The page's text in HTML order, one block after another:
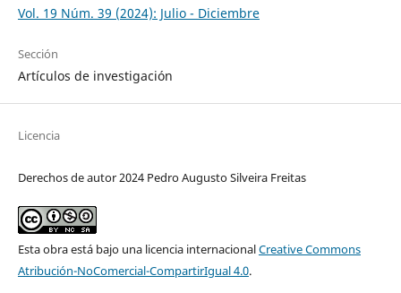
Vol. 19 Núm. 39 (2024): Julio - Diciembre
Sección
Artículos de investigación
Licencia
Derechos de autor 2024 Pedro Augusto Silveira Freitas
Esta obra está bajo una licencia internacionalCreative Commons
Atribución-NoComercial-CompartirIgual 4.0.